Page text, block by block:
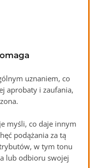
uznaniem, co
aprobaty i zaufania,
myśli, co daje innym
podążania za tą
w tym tonu
lub odbioru swojej